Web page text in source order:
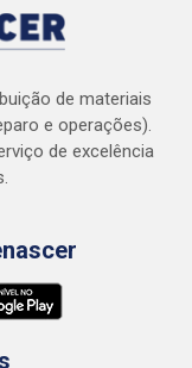
de materiais
e operações).
de excelência